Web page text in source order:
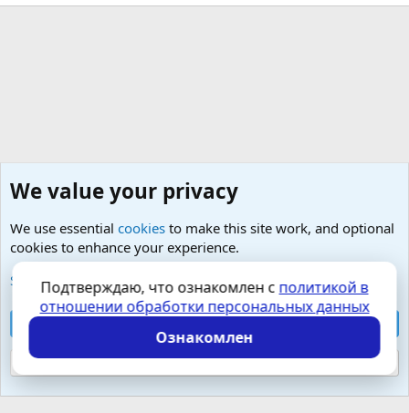
Любые вопросы от Гостей - анонимно
Cookies
Russian (RU)
Условия и правила
Политика конфиденциальности
Помощь
S
S
Локализация отXenForo.Info
We value your privacy
We use essential cookies to make this site work, and optional
cookies to enhance your experience.
See further information and configure your preferences
Reject optional cookies
Подтверждаю, что ознакомлен с политикой в
отношении обработки персональных данных
Ознакомлен